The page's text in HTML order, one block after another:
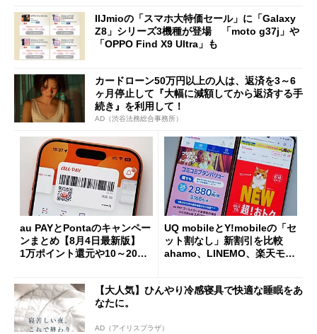
IIJmioの「スマホ大特価セール」に「Galaxy
Z8」シリーズ3機種が登場 「moto g37j」や
「OPPO Find X9 Ultra」も
カードローン50万円以上の人は、返済を3～6
ヶ月停止して『大幅に減額してから返済する手
続き』を利用して！
AD（渋谷法務総合事務所）
au PAYとPontaのキャンペー
ンまとめ【8月4日最新版】
1万ポイント還元や10～20％
UQ mobileとY!mobileの「セ
ット割なし」新割引を比較
ahamo、LINEMO、楽天モバ
【大人気】ひんやり冷感寝具で快適な睡眠をあ
なたに。
AD（アイリスプラザ）